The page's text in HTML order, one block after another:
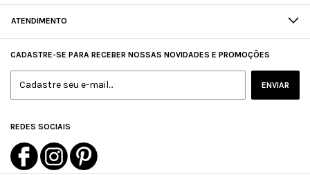
ATENDIMENTO
CADASTRE-SE PARA RECEBER NOSSAS NOVIDADES E PROMOÇÕES
REDES SOCIAIS